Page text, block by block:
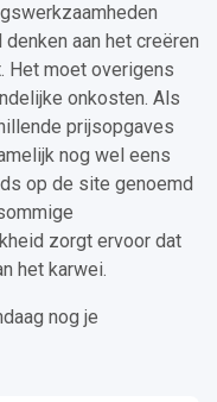
aan het creëren
Het moet overigens
onkosten. Als
prijsopgaves
nog wel eens
op de site genoemd
zorgt ervoor dat
het karwei.
nog je